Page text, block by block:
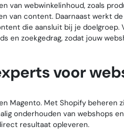
webwinkelinhoud, zoals
content. Daarnaast werkt
die aansluit bij je
en zoekgedrag, zodat jouw
voor
Magento. Met Shopify beheren
onderhouden van webshops
resultaat opleveren.